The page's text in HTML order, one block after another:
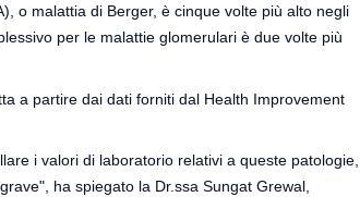
o malattia di Berger, è cinque volte più alto negli
per le malattie glomerulari è due volte più
a partire dai dati forniti dal Health Improvement
i valori di laboratorio relativi a queste patologie,
ha spiegato la Dr.ssa Sungat Grewal,